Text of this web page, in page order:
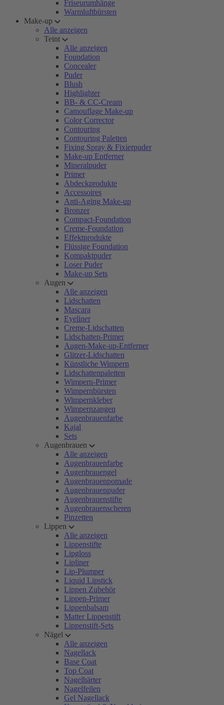
Friseurumhänge
Warmluftbürsten
Make-up
Alle anzeigen
Teint
Alle anzeigen
Foundation
Concealer
Puder
Blush
Highlighter
BB- & CC-Cream
Camouflage Make-up
Color Corrector
Contouring
Contouring Paletten
Fixing Spray & Fixierpuder
Make-up Entferner
Mineralpuder
Primer
Abdeckprodukte
Accessoires
Anti-Aging Make-up
Bronzer
Compact-Foundation
Creme-Foundation
Effektprodukte
Flüssige Foundation
Kompaktpuder
Loser Puder
Make-up Sets
Augen
Alle anzeigen
Lidschatten
Mascara
Eyeliner
Creme-Lidschatten
Lidschatten-Primer
Augen-Make-up-Entferner
Glitzer-Lidschatten
Künstliche Wimpern
Lidschattenpaletten
Wimpern-Primer
Wimpernbürsten
Wimpernkleber
Wimpernzangen
Augenbrauenfarbe
Kajal
Sets
Augenbrauen
Alle anzeigen
Augenbrauenfarbe
Augenbrauengel
Augenbrauenpomade
Augenbrauenpuder
Augenbrauenstifte
Augenbrauenscheren
Pinzetten
Lippen
Alle anzeigen
Lippenstifte
Lipgloss
Lipliner
Lip-Plumper
Liquid Lipstick
Lippen Zubehör
Lippen-Primer
Lippenbalsam
Matter Lippenstift
Lippenstift-Sets
Nägel
Alle anzeigen
Nagellack
Base Coat
Top Coat
Nagelhärter
Nagelfeilen
Gel Nagellack